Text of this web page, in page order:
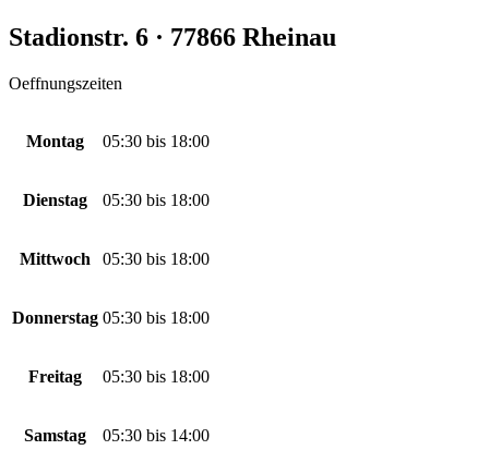
Stadionstr. 6 · 77866 Rheinau
Oeffnungszeiten
Montag 05:30 bis 18:00
Dienstag 05:30 bis 18:00
Mittwoch 05:30 bis 18:00
Donnerstag 05:30 bis 18:00
Freitag 05:30 bis 18:00
Samstag 05:30 bis 14:00